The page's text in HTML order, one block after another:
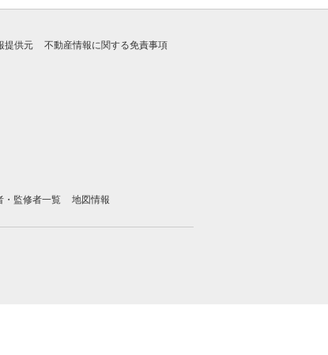
提供元 不動産情報に関する免責事項
・監修者一覧 地図情報